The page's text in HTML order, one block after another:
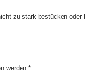
zu stark bestücken oder
werden *